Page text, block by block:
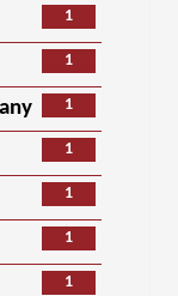
1
1
1
1
1
1
1